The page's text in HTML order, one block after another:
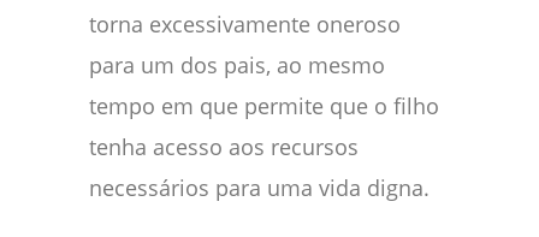
torna excessivamente oneroso
para um dos pais, ao mesmo
tempo em que permite que o filho
tenha acesso aos recursos
necessários para uma vida digna.